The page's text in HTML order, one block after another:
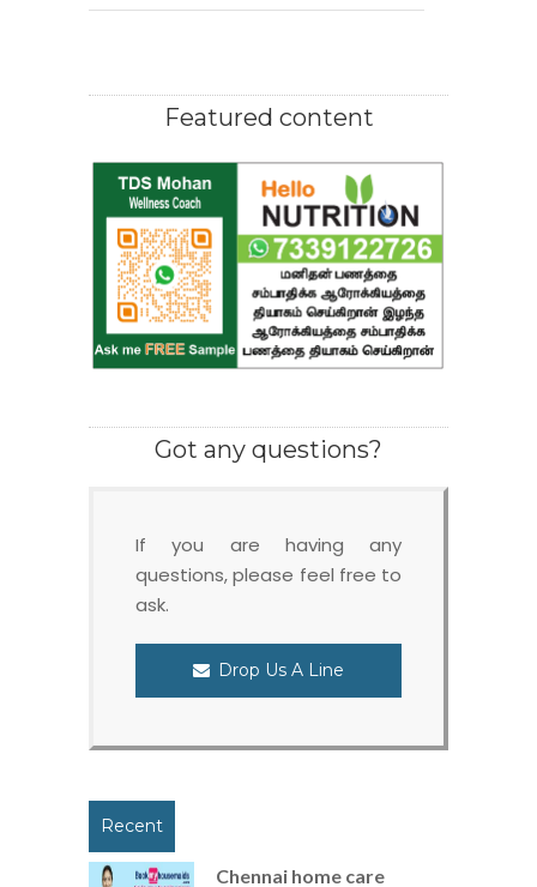
Featured content
Got any questions?
If you are having any
questions, please feel free to
ask.
Drop Us A Line
Recent
Chennai home care